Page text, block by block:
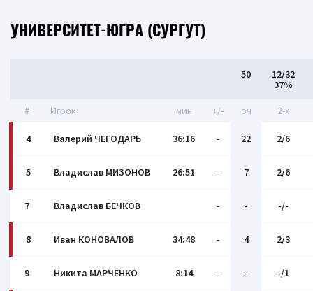
УНИВЕРСИТЕТ-ЮГРА (СУРГУТ)
50
12/32
37%
# Игрок мин +/- оч 2-x
4 Валерий ЧЕГОДАРЬ 36:16 - 22 2/6
5 Владислав МИЗОНОВ 26:51 - 7 2/6
7 Владислав БЕЧКОВ - - -/-
8 Иван КОНОВАЛОВ 34:48 - 4 2/3
9 Никита МАРЧЕНКО 8:14 - - -/1